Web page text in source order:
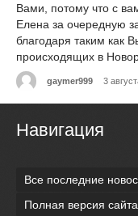
Вами, потому что с
Елена за очередную
благодаря таким как
происходящих в
gaymer999 3
Навигация
Все последние
Полная версия сайта